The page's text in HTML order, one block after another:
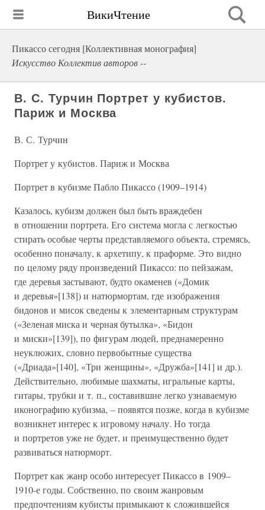
ВикиЧтение
Пикассо сегодня [Коллективная монография]
Искусство Коллектив авторов --
В. С. Турчин Портрет у кубистов.
Париж и Москва
В. С. Турчин
Портрет у кубистов. Париж и Москва
Портрет в кубизме Пабло Пикассо (1909–1914)
Казалось, кубизм должен был быть враждебен
в отношении портрета. Его система могла с легкостью
стирать особые черты представляемого объекта, стремясь,
особенно поначалу, к архетипу, к праформе. Это видно
по целому ряду произведений Пикассо: по пейзажам,
где деревья застывают, будто окаменев («Домик
и деревья»[138]) и натюрмортам, где изображения
бидонов и мисок сведены к элементарным структурам
(«Зеленая миска и черная бутылка», «Бидон
и миски»[139]), по фигурам людей, преднамеренно
неуклюжих, словно первобытные существа
(«Дриада»[140], «Три женщины», «Дружба»[141] и др.).
Действительно, любимые шахматы, игральные карты,
гитары, трубки и т. п., составившие легко узнаваемую
иконографию кубизма, – появятся позже, когда в кубизме
возникнет интерес к игровому началу. Но тогда
и портретов уже не будет, и преимущественно будет
развиваться натюрморт.
Портрет как жанр особо интересует Пикассо в 1909–
1910-е годы. Собственно, по своим жанровым
предпочтениям кубисты примыкают к сложившейся